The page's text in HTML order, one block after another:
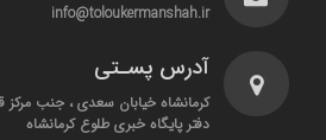
info@toloukermanshah.ir
آدرس پسـتی
دفتر پایگاه خبری طلوع کرمانشاه